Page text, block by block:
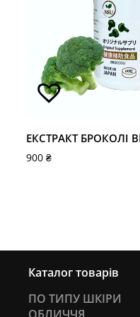
900 ₴
Каталог товарів
ПО ТИПУ ШКІРИ